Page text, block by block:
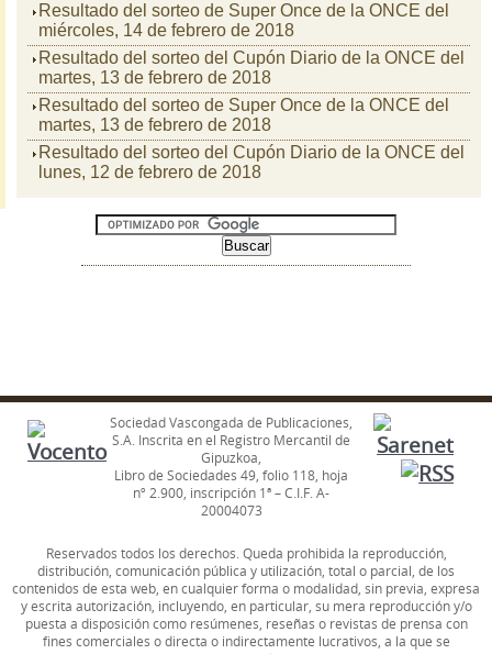
Resultado del sorteo de Super Once de la ONCE del
miércoles, 14 de febrero de 2018
Resultado del sorteo del Cupón Diario de la ONCE del
martes, 13 de febrero de 2018
Resultado del sorteo de Super Once de la ONCE del
martes, 13 de febrero de 2018
Resultado del sorteo del Cupón Diario de la ONCE del
lunes, 12 de febrero de 2018
Sociedad Vascongada de Publicaciones,
S.A. Inscrita en el Registro Mercantil de
Gipuzkoa,
Libro de Sociedades 49, folio 118, hoja
nº 2.900, inscripción 1ª – C.I.F. A-
20004073
Reservados todos los derechos. Queda prohibida la reproducción,
distribución, comunicación pública y utilización, total o parcial, de los
contenidos de esta web, en cualquier forma o modalidad, sin previa, expresa
y escrita autorización, incluyendo, en particular, su mera reproducción y/o
puesta a disposición como resúmenes, reseñas o revistas de prensa con
fines comerciales o directa o indirectamente lucrativos, a la que se